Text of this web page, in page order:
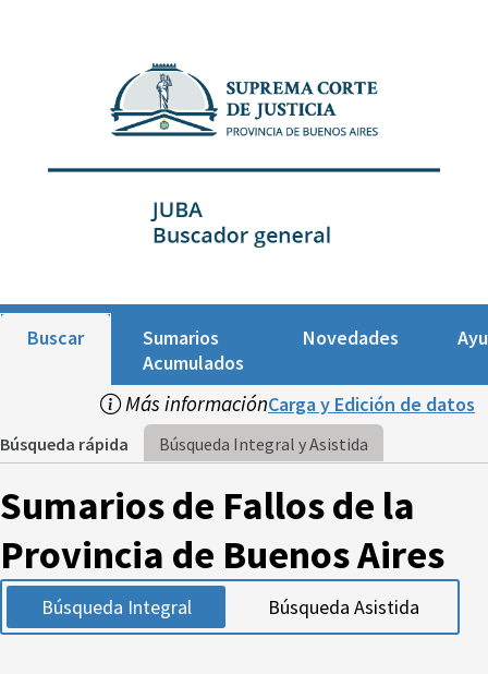
Buscar
Sumarios
Acumulados
Novedades
Más informaciónCarga y Edición de datos
Búsqueda rápida Búsqueda Integral y Asistida
Sumarios de Fallos de la
Provincia de Buenos Aires
Búsqueda Integral Búsqueda Asistida